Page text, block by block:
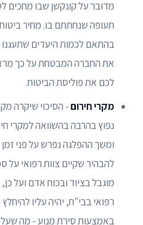
מדובר על קונקשן שבו מחכים
תעופה שנחתתם בו. מחיר
בהתאם לכמות היעדים שתעגנו
את החברה המבטחת על כך
לכם את פוליסת הביטוח.
מקרי חירום- הסיכוי שיקרה
נפוץ בהרבה בהשוואה למקרי
ומשך ההפלגה נפרש על פני
להבהיר שקיים צוות רפואי על
מוגבל בציוד ובכוח אדם ועל
רפואי בבי"ח, יהיה עליו
באמצעות סירת מנוע - מה